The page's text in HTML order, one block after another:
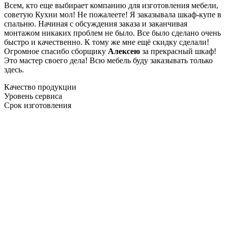
Всем, кто еще выбирает компанию для изготовления мебели,
советую Кухни мол! Не пожалеете! Я заказывала шкаф-купе в
спальню. Начиная с обсуждения заказа и заканчивая
монтажом никаких проблем не было. Все было сделано очень
быстро и качественно. К тому же мне ещё скидку сделали!
Огромное спасибо сборщику Алексею за прекрасный шкаф!
Это мастер своего дела! Всю мебель буду заказывать только
здесь.
Качество продукции
Уровень сервиса
Срок изготовления